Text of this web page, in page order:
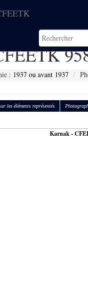
: 1937 ou avant 1937
les éléments représentés